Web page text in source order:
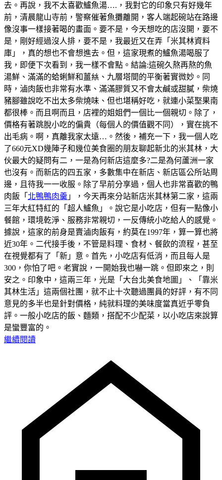
去。再說，我不太喜歡鱸魚湯….，我對它的印象只有好幾年
前，清晨龍山寺前，警察催著魚攤離開，客人端起碗站在路邊
像沒事一樣接著喝的畫面。要不是，今天想吃的店沒開，要不
是，剛好經過沒人排，要不是，我最近又在弄「米其林資料
庫」，真的想也不會想進去。但，這家現煮的鱸魚湯喝服了
我，即便下次看到，我一樣不會點。結論:這碗久熬再熬的魚
湯鮮、滿滿的蛤蜊鮮和薑𢇃、九層塔間的平衡著實微妙。同
時，滷肉飯也非常有水準、滿滿膠質又不會太鹹或甜膩，柴燒
豬腳雖說吃不出太多柴燒味、但也堪稱好吃，就連小菜埾果南
都很棒。而且啊而且，店裡的姐姐們一個比一個親切。除了，
價格有著跳脫小吃的偏貴（每個人的價值觀不同），實在挑不
出毛病。啊，真離我家太遠…。然後，補充一下，我一個人吃
了660元XD幾陣子和幾位美食圈的朋友聊起新北的米其林，大
伙最大的疑問有二，一是為何新店這麼多?二是為何蘆洲一家
也沒有。而新店的四五家，多數集中在新店、新店區公所站周
邊，且待我一一收服。除了早前分享過，個人也非常喜歡的鴨
肉飯「 北鴨鴨肉羹 」，今天再來分站新店米其林第二家，這兩
三年大紅特紅的「超人鱸魚」。說它是小吃店，但有一點像小
餐館，環境乾淨、服務非常親切，一反傳統小吃給人的感覺。
據說，這家的前身是賣滷肉飯有，約莫在1997年，算一算也將
近30年。二代接手後，不管是料理、食材、餐飲的流程，甚至
在視覺都有了「新」意。首先，小吃店有低消，而且每人是
300，你怕了吧。老實說，一開始我也嚇一跳。但即來之，則
安之。印象中，這兩三年，光是「大台北美食地圖」、「靠米
其林生活」這兩個社團，就不止十次聽過團員的好評，有不同
意見的多半也是針對價格，純就料理的美味度當真近乎零負
評。一般小吃店的飯、麵類，搭配不少配菜，以小吃店來說算
是蠻豐富的。
繼續閱讀